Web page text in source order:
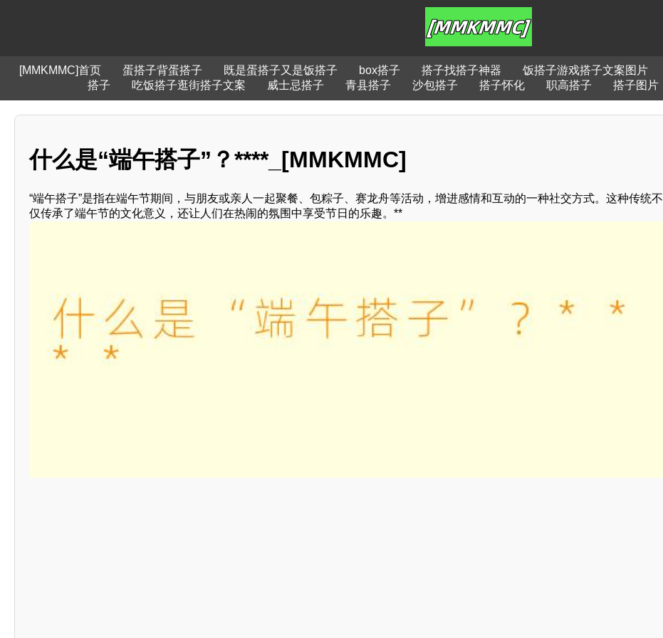
[MMKMMC]首页 蛋搭子背蛋搭子 既是蛋搭子又是饭搭子 box搭子 搭子找搭子神器 饭搭子游戏搭子文案图片
搭子
吃饭搭子逛街搭子文案 威士忌搭子 青县搭子 沙包搭子 搭子怀化 职高搭子 搭子图片
什么是“端午搭子”？****_[MMKMMC]
“端午搭子”是指在端午节期间，与朋友或亲人一起聚餐、包粽子、赛龙舟等活动，增进感情和互动的一种社交方式。这种传统不
仅传承了端午节的文化意义，还让人们在热闹的氛围中享受节日的乐趣。**